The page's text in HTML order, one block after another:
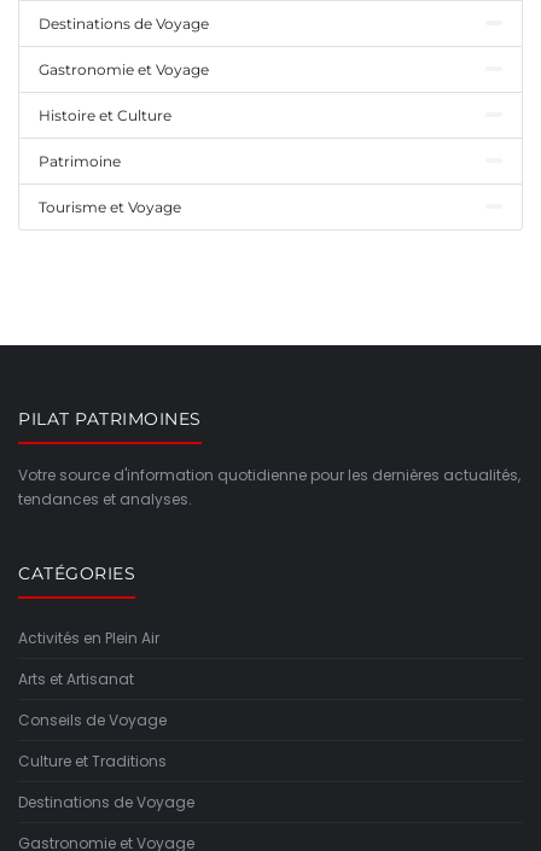
Destinations de Voyage
Gastronomie et Voyage
Histoire et Culture
Patrimoine
Tourisme et Voyage
PILAT PATRIMOINES
Votre source d'information quotidienne pour les dernières actualités,
tendances et analyses.
CATÉGORIES
Activités en Plein Air
Arts et Artisanat
Conseils de Voyage
Culture et Traditions
Destinations de Voyage
Gastronomie et Voyage